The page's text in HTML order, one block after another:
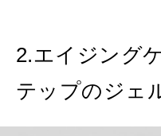
2.エイジング
テップのジェ